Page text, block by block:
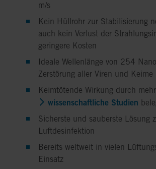
m/s
Kein Hüllrohr zur Stabilisierung
auch kein Verlust der
geringere Kosten
Ideale Wellenlänge von 254
Zerstörung aller Viren und Keime
Keimtötende Wirkung durch
wissenschaftliche Studien
Sicherste und sauberste Lösung
Luftdesinfektion
Bereits weltweit in vielen
Einsatz